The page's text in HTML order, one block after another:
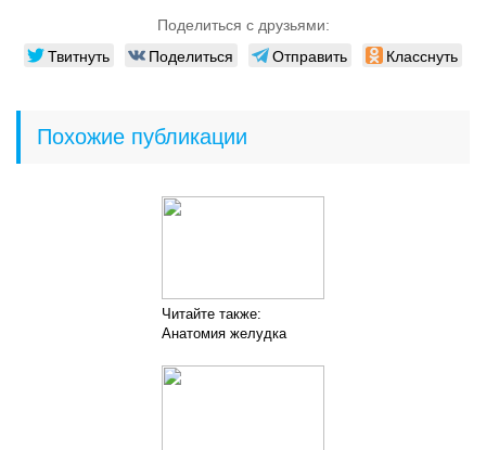
Поделиться с друзьями:
Твитнуть Поделиться Отправить Класснуть
Похожие публикации
Читайте также:
Анатомия желудка